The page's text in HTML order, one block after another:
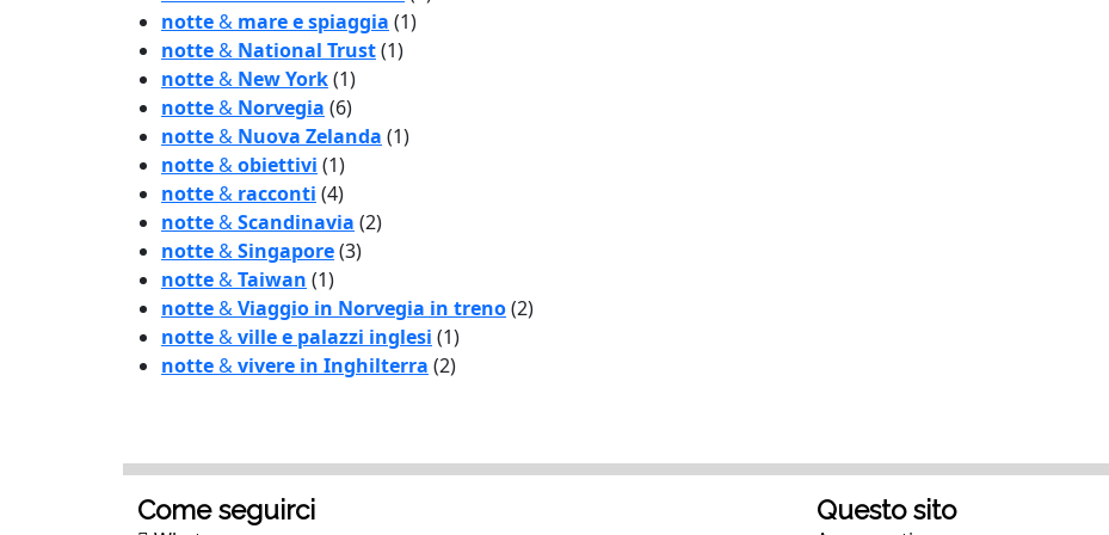
notte& mare e spiaggia (1)
notte& National Trust(1)
notte& New York(1)
notte& Norvegia (6)
notte& Nuova Zelanda (1)
notte&obiettivi (1)
notte& racconti (4)
notte&Scandinavia (2)
notte&Singapore(3)
notte&Taiwan (1)
notte&Viaggio in Norvegia in treno(2)
notte&ville e palazzi inglesi (1)
notte&vivere in Inghilterra (2)
Come seguirci Questo sito